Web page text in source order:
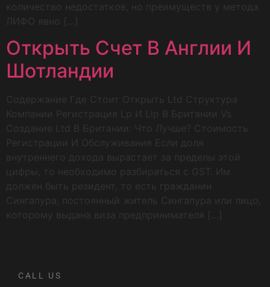
количество недостатков, но преимуществ у метода
ЛИФО явно […]
Открыть Счет В Англии И
Шотландии
Содержание Где Стоит Открыть Ltd Структура
Компании Регистрация Lp И Llp В Британии Vs
Создание Ltd В Британии: Что Лучше? Стоимость
Регистрации И Обслуживания Если доля
внутреннего дохода вырастает за пределы этой
цифры, то необходимо разбираться с GST. Им
должен быть резидент, то есть гражданин
Сингапура, постоянный житель Сингапура или лицо,
которому выдана виза предпринимателя […]
CALL US